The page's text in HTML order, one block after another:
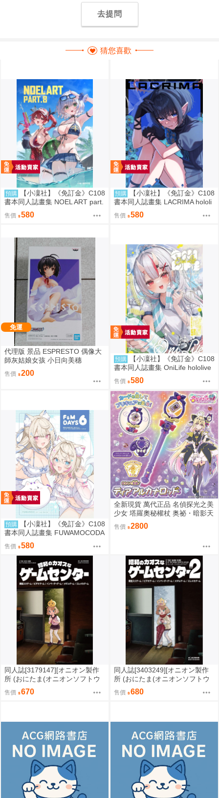
去提問
猜您喜歡
預購
【小凜社】《免訂金》C108
書本同人誌畫集 NOEL ART part.
8 hololive 白銀諾艾爾
售價 580
預購
【小凜社】《免訂金》C108
書本同人誌畫集 LACRIMA hololi
ve 一伊那爾栖
售價 580
免運
代理版 景品 ESPRESTO 偶像大
師灰姑娘女孩 小日向美穗
售價 200
預購
【小凜社】《免訂金》C108
書本同人誌畫集 OniLife hololive
百鬼綾目
售價 580
預購
【小凜社】《免訂金》C108
書本同人誌畫集 FUWAMOCODA
YS6 イコモチ hololive
售價 580
全新現貨 萬代正品 名偵探光之美
少女 塔羅奧秘權杖 奥祕・暗影天
使 權杖 法杖 魔法棒 變身器 森亞
露露卡
售價 2800
同人誌[3179147][オニオン製作
所 (おにたま(オニオンソフトウ
ェア))]昭和のカオスなゲームセ
ンター (其他)
售價 670
同人誌[3403249][オニオン製作
所 (おにたま(オニオンソフトウ
ェア))]昭和のカオスなゲームセ
ンター PART 2 (其他)
售價 680